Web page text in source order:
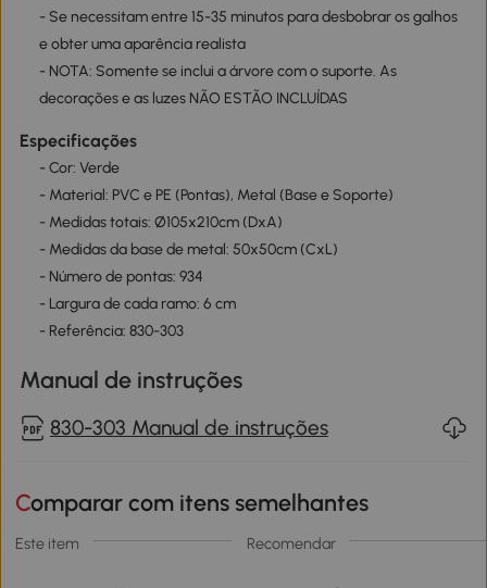
- Se necessitam entre 15-35 minutos para desbobrar os galhos
e obter uma aparência realista
- NOTA: Somente se inclui a árvore com o suporte. As
decorações e as luzes NÃO ESTÃO INCLUÍDAS
Especificações
- Cor: Verde
- Material: PVC e PE (Pontas), Metal (Base e Soporte)
- Medidas totais: Ø105x210cm (DxA)
- Medidas da base de metal: 50x50cm (CxL)
- Número de pontas: 934
- Largura de cada ramo: 6 cm
- Referência: 830-303
Manual de instruções
830-303 Manual de instruções
Comparar com itens semelhantes
Este item Recomendar